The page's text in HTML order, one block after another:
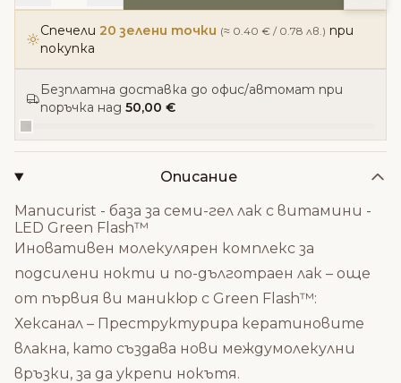
Спечели 20 зелени точки (≈ 0.40 € / 0.78 лв.) при
покупка
Безплатна доставка до офис/автомат при
поръчка над 50,00 €
Описание
Manucurist - база за семи-гел лак с витамини -
LED Green Flash™
Иновативен молекулярен комплекс за
подсилени нокти и по-дълготраен лак – още
от първия ви маникюр с Green Flash™:
Хексанал – Преструктурира кератиновите
влакна, като създава нови междумолекулни
връзки, за да укрепи нокътя.